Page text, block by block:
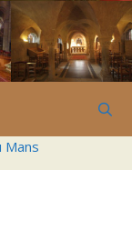
Mans